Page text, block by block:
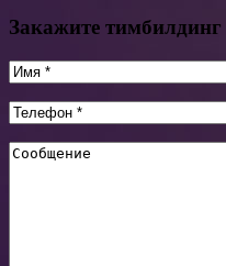
Закажите тимбилдинг